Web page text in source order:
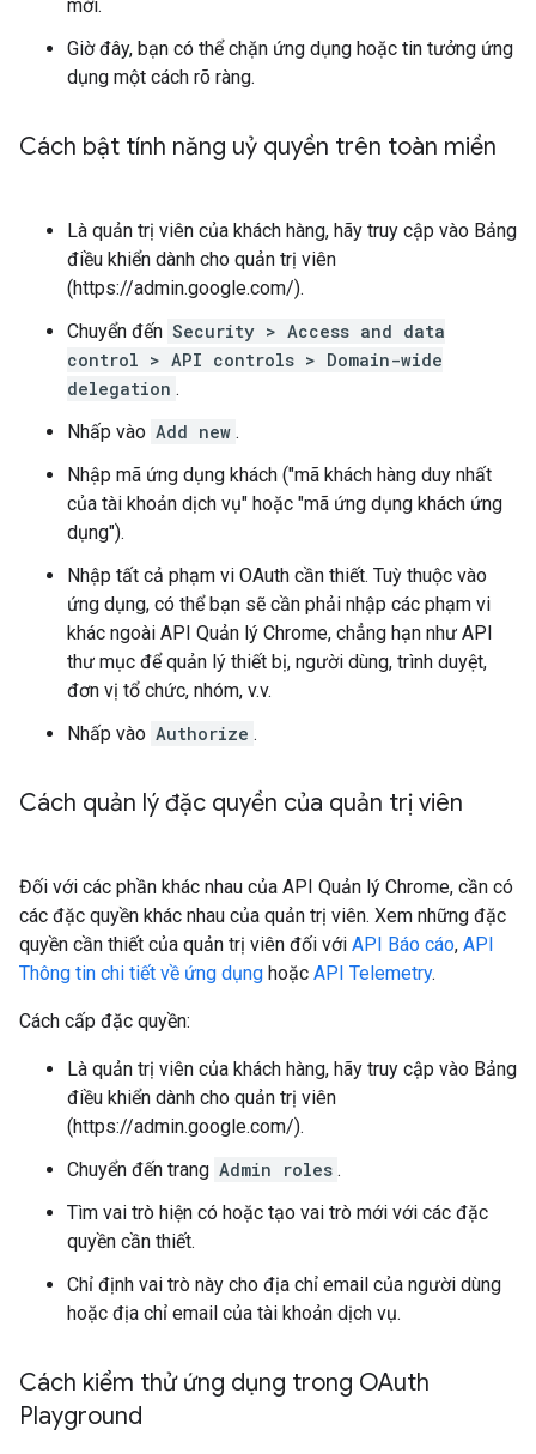
mới.
Giờ đây, bạn có thể chặn ứng dụng hoặc tin tưởng ứng
dụng một cách rõ ràng.
Cách bật tính năng uỷ quyền trên toàn miền
Là quản trị viên của khách hàng, hãy truy cập vào Bảng
điều khiển dành cho quản trị viên
(https://admin.google.com/).
Chuyển đến Security > Access and data
control > API controls > Domain-wide
delegation .
Nhấp vào Add new .
Nhập mã ứng dụng khách ("mã khách hàng duy nhất
của tài khoản dịch vụ" hoặc "mã ứng dụng khách ứng
dụng").
Nhập tất cả phạm vi OAuth cần thiết. Tuỳ thuộc vào
ứng dụng, có thể bạn sẽ cần phải nhập các phạm vi
khác ngoài API Quản lý Chrome, chẳng hạn như API
thư mục để quản lý thiết bị, người dùng, trình duyệt,
đơn vị tổ chức, nhóm, v.v.
Nhấp vào Authorize .
Cách quản lý đặc quyền của quản trị viên
Đối với các phần khác nhau của API Quản lý Chrome, cần có
các đặc quyền khác nhau của quản trị viên. Xem những đặc
quyền cần thiết của quản trị viên đối với API Báo cáo, API
Thông tin chi tiết về ứng dụng hoặc API Telemetry.
Cách cấp đặc quyền:
Là quản trị viên của khách hàng, hãy truy cập vào Bảng
điều khiển dành cho quản trị viên
(https://admin.google.com/).
Chuyển đến trang Admin roles .
Tìm vai trò hiện có hoặc tạo vai trò mới với các đặc
quyền cần thiết.
Chỉ định vai trò này cho địa chỉ email của người dùng
hoặc địa chỉ email của tài khoản dịch vụ.
Cách kiểm thử ứng dụng trong OAuth
Playground